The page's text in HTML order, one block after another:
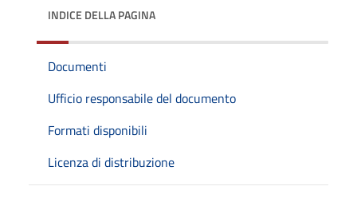
INDICE DELLA PAGINA
Documenti
Ufficio responsabile del documento
Formati disponibili
Licenza di distribuzione